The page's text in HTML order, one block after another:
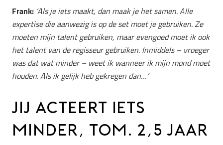
Frank: ‘Als je iets maakt, dan maak je het samen. Alle
expertise die aanwezig is op de set moet je gebruiken. Ze
moeten mijn talent gebruiken, maar evengoed moet ik ook
het talent van de regisseur gebruiken. Inmiddels – vroeger
was dat wat minder – weet ik wanneer ik mijn mond moet
houden.Als ik gelijk heb gekregen dan…’
JIJ ACTEERT IETS
MINDER, TOM. 2,5 JAAR